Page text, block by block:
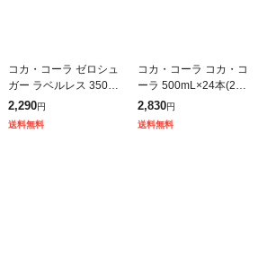
コカ・コーラ ゼロシュ
ガー ラベルレス 350mL
×24本(24本×1ケース) 2
605jccc
2,290円
送料無料
コカ・コーラ コカ・コ
ーラ 500mL×24本(24本
×1ケース) 2605jccc
2,830円
送料無料